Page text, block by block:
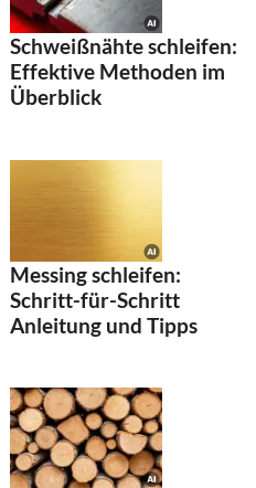
Schweißnähte schleifen:
Effektive Methoden im
Überblick
Messing schleifen:
Schritt-für-Schritt
Anleitung und Tipps